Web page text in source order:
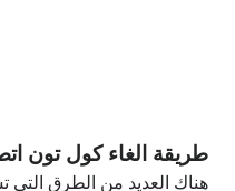
طريقة الغاء كول تون
هناك العديد من الطرق التي